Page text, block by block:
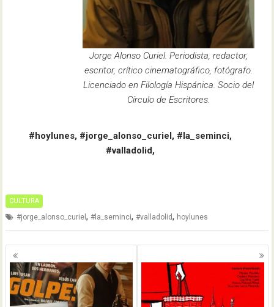
Jorge Alonso Curiel. Periodista, redactor,
escritor, crítico cinematográfico, fotógrafo.
Licenciado en Filología Hispánica. Socio del
Círculo de Escritores.
#hoylunes, #jorge_alonso_curiel, #la_seminci,
#valladolid,
CULTURA
#jorge_alonso_curiel,#la_seminci,#valladolid, hoylunes
Navegación
de
entradas